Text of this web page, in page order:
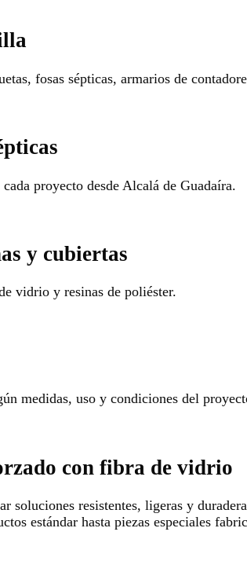
fosas sépticas, armarios de
proyecto desde Alcalá de Guadaíra.
y cubiertas
vidrio y resinas de poliéster.
medidas, uso y condiciones del
con fibra de vidrio
soluciones resistentes, ligeras y
estándar hasta piezas especiales